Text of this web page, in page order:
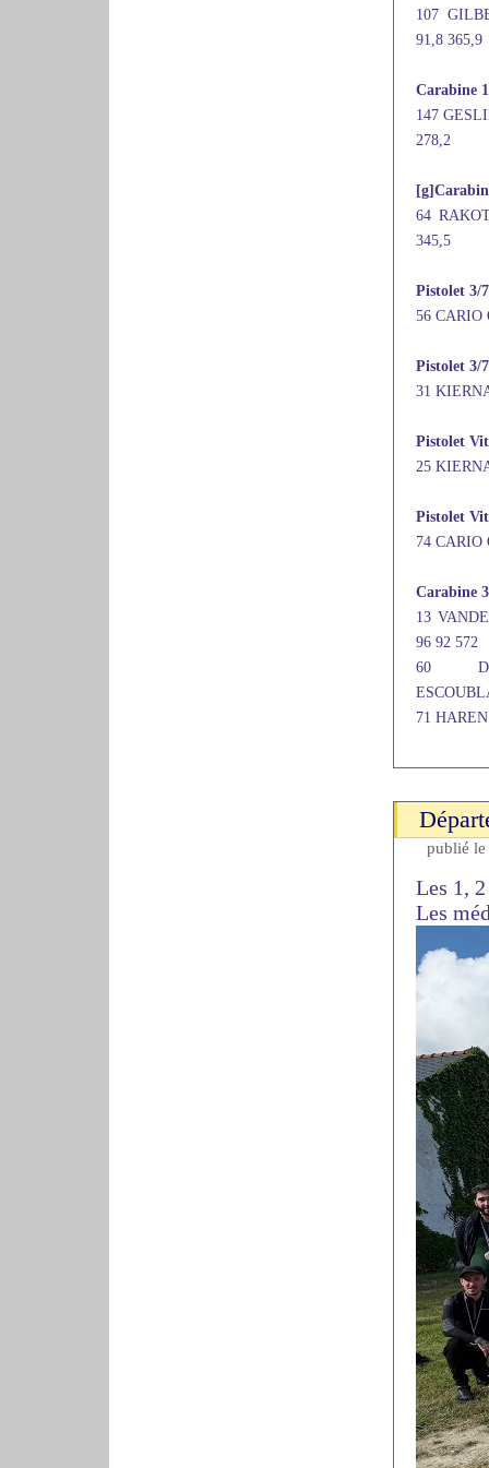
107
91,8 365,9
Carabine
147
278,2
64
345,5
Pistolet 3/
56 CARIO
Pistolet 3/
31
Pistolet
25
Pistolet
74 CARIO
Carabine
13
96 92 572
60
71
publié
Les 1,
Les